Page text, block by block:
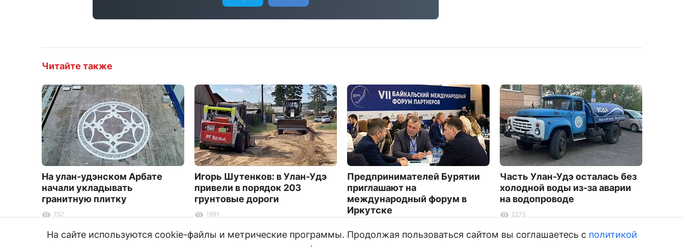
Читайте также
На улан-удэнском Арбате
начали укладывать
гранитную плитку
757
Игорь Шутенков: в Улан-Удэ
привели в порядок 203
грунтовые дороги
1991
Предпринимателей Бурятии
приглашают на
международный форум в
Иркутске
Часть Улан-Удэ осталась без
холодной воды из-за аварии
на водопроводе
2275
На сайте используются cookie-файлы и метрические программы. Продолжая пользоваться сайтом вы соглашаетесь с политикой